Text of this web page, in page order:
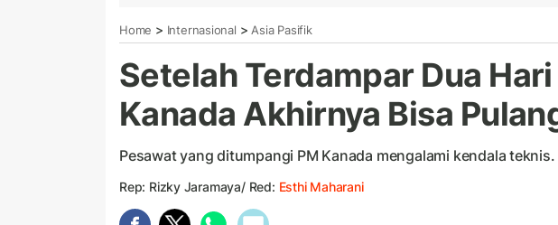
Home > Internasional > Asia Pasifik
Setelah Terdampar Dua
Kanada Akhirnya Bisa
Pesawat yang ditumpangi PM Kanada mengalami kendala teknis.
Rep: Rizky Jaramaya/ Red: Esthi Maharani